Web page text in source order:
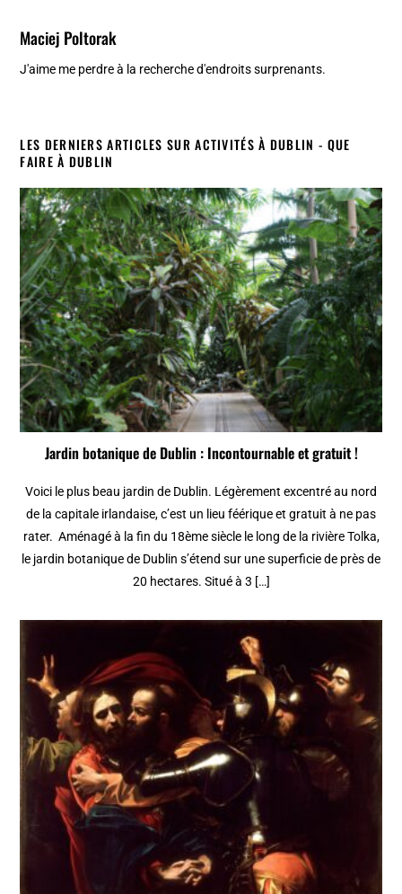
Maciej Poltorak
J'aime me perdre à la recherche d'endroits surprenants.
LES DERNIERS ARTICLES SUR ACTIVITÉS À DUBLIN - QUE
FAIRE À DUBLIN
Jardin botanique de Dublin : Incontournable et gratuit !
Voici le plus beau jardin de Dublin. Légèrement excentré au nord
de la capitale irlandaise, c’est un lieu féérique et gratuit à ne pas
rater. Aménagé à la fin du 18ème siècle le long de la rivière Tolka,
le jardin botanique de Dublin s’étend sur une superficie de près de
20 hectares. Situé à 3 […]